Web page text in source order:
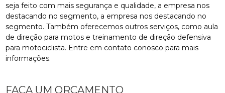
seja feito com mais segurança e qualidade, a empresa nos
destacando no segmento, a empresa nos destacando no
segmento. Também oferecemos outros serviços, como aula
de direção para motos e treinamento de direção defensiva
para motociclista. Entre em contato conosco para mais
informações.
FAÇA UM ORÇAMENTO